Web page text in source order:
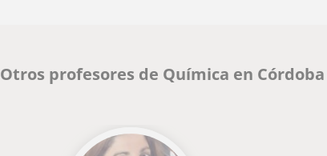
Otros profesores de Química en